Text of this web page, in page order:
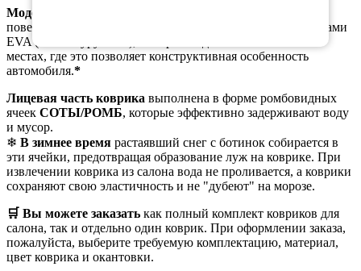
Модель ковриков "макси 3D"
поверхность пола по сравнению со стандартными ковриками
EVA (по контуру пола),но бортики добавляются только в
местах, где это позволяет конструктивная особенность
автомобиля.*
Лицевая часть коврика выполнена в форме ромбовидных
ячеек СОТЫ/РОМБ, которые эффективно задерживают воду
и мусор.
❄ В зимнее время растаявший снег с ботинок собирается в
эти ячейки, предотвращая образование луж на коврике. При
извлечении коврика из салона вода не проливается, а коврики
сохраняют свою эластичность и не "дубеют" на морозе.
🛒 Вы можете заказать как полный комплект ковриков для
салона, так и отдельно один коврик. При оформлении заказа,
пожалуйста, выберите требуемую комплектацию, материал,
цвет коврика и окантовки.